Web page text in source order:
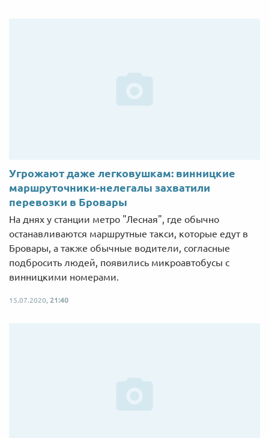
Угрожают даже легковушкам: винницкие
маршруточники-нелегалы захватили
перевозки в Бровары
На днях у станции метро "Лесная", где обычно
останавливаются маршрутные такси, которые едут в
Бровары, а также обычные водители, согласные
подбросить людей, появились микроавтобусы с
винницкими номерами.
15.07.2020, 21:40